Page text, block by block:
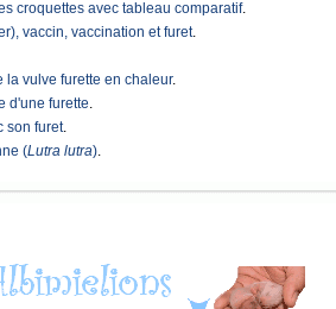
croquettes avec tableau comparatif.
vaccin, vaccination et furet.
la vulve furette en chaleur.
d'une furette.
son furet.
(Lutra lutra).